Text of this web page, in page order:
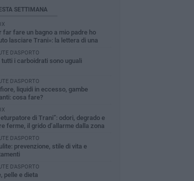
SETTIMANA
far fare un bagno a mio padre ho
lasciare Trani»: la lettera di una
D'ASPORTO
tutti i carboidrati sono uguali
D'ASPORTO
liquidi in eccesso, gambe
cosa fare?
di Trani”: odori, degrado e
ferme, il grido d’allarme dalla zona
D'ASPORTO
prevenzione, stile di vita e
D'ASPORTO
pelle e dieta